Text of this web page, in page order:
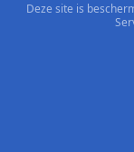
Deze site is